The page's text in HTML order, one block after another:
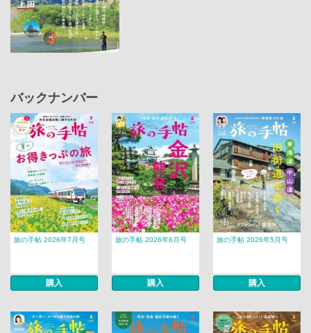
バックナンバー
旅の手帖 2026年7月号
購入
旅の手帖 2026年6月号
購入
旅の手帖 2026年5月号
購入